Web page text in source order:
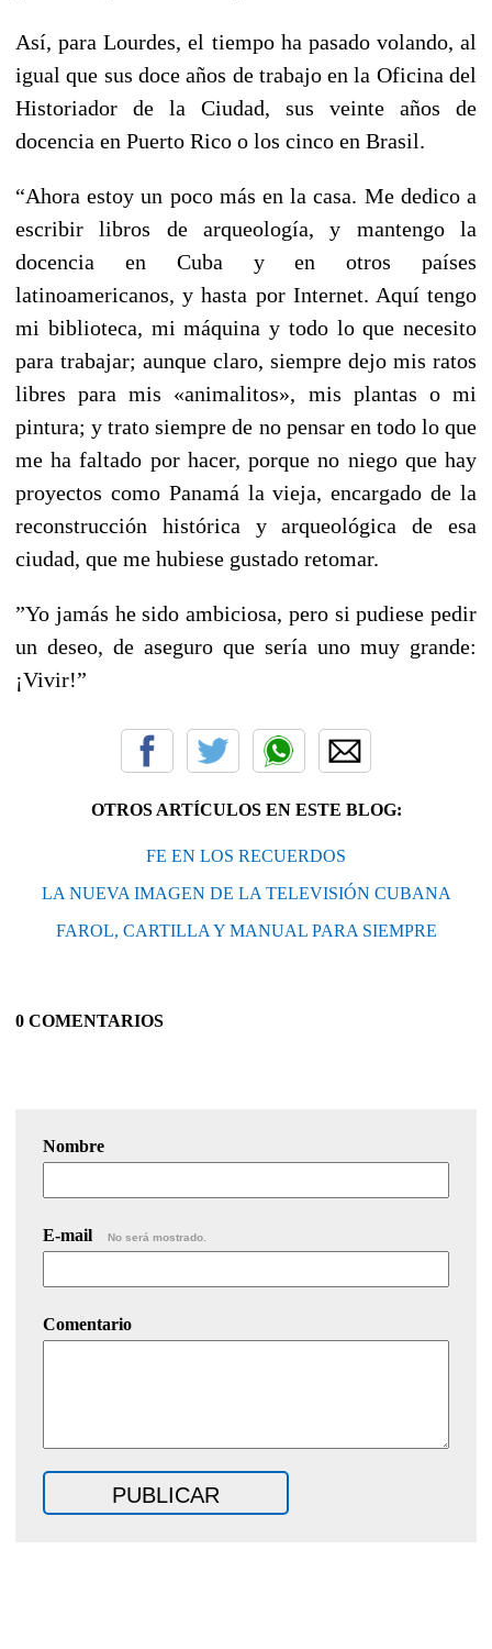
Así, para Lourdes, el tiempo ha pasado volando, al
igual que sus doce años de trabajo en la Oficina del
Historiador de la Ciudad, sus veinte años de
docencia en Puerto Rico o los cinco en Brasil.
“Ahora estoy un poco más en la casa. Me dedico a
escribir libros de arqueología, y mantengo la
docencia en Cuba y en otros países
latinoamericanos, y hasta por Internet. Aquí tengo
mi biblioteca, mi máquina y todo lo que necesito
para trabajar; aunque claro, siempre dejo mis ratos
libres para mis «animalitos», mis plantas o mi
pintura; y trato siempre de no pensar en todo lo que
me ha faltado por hacer, porque no niego que hay
proyectos como Panamá la vieja, encargado de la
reconstrucción histórica y arqueológica de esa
ciudad, que me hubiese gustado retomar.
”Yo jamás he sido ambiciosa, pero si pudiese pedir
un deseo, de aseguro que sería uno muy grande:
¡Vivir!”
OTROS ARTÍCULOS EN ESTE BLOG:
FE EN LOS RECUERDOS
LA NUEVA IMAGEN DE LA TELEVISIÓN CUBANA
FAROL, CARTILLA Y MANUAL PARA SIEMPRE
0 COMENTARIOS
Nombre
E-mail No será mostrado.
Comentario